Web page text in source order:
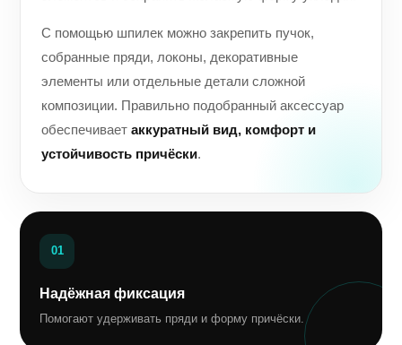
С помощью шпилек можно закрепить пучок,
собранные пряди, локоны, декоративные
элементы или отдельные детали сложной
композиции. Правильно подобранный аксессуар
обеспечивает аккуратный вид, комфорт и
устойчивость причёски.
01
Надёжная фиксация
Помогают удерживать пряди и форму причёски.